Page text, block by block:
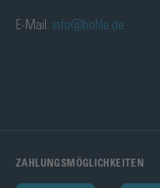
E-Mail: info@bohle.de
ZAHLUNGSMÖGLICHKEITEN